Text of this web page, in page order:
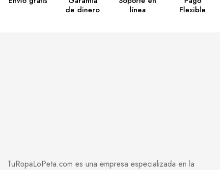
de dinero
línea
Flexible
TuRopaLoPeta.com es una empresa especializada en la